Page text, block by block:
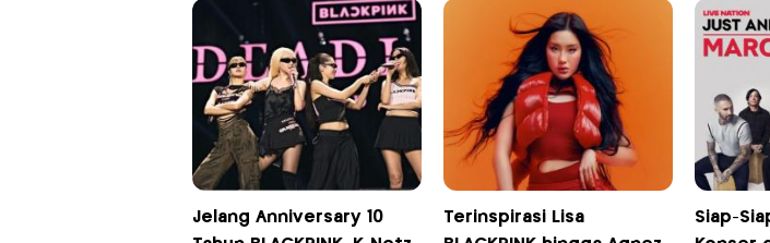
Jelang Anniversary 10
Terinspirasi Lisa
Siap-